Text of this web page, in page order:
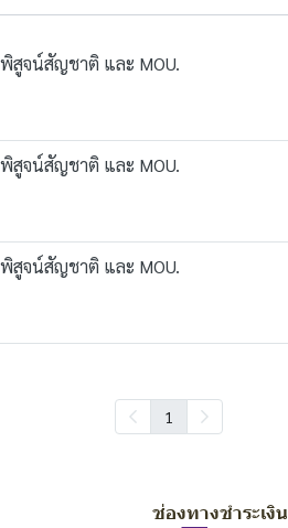
สูจน์สัญชาติ และ MOU.
สูจน์สัญชาติ และ MOU.
สูจน์สัญชาติ และ MOU.
1
ช่องทางชำระเงิน